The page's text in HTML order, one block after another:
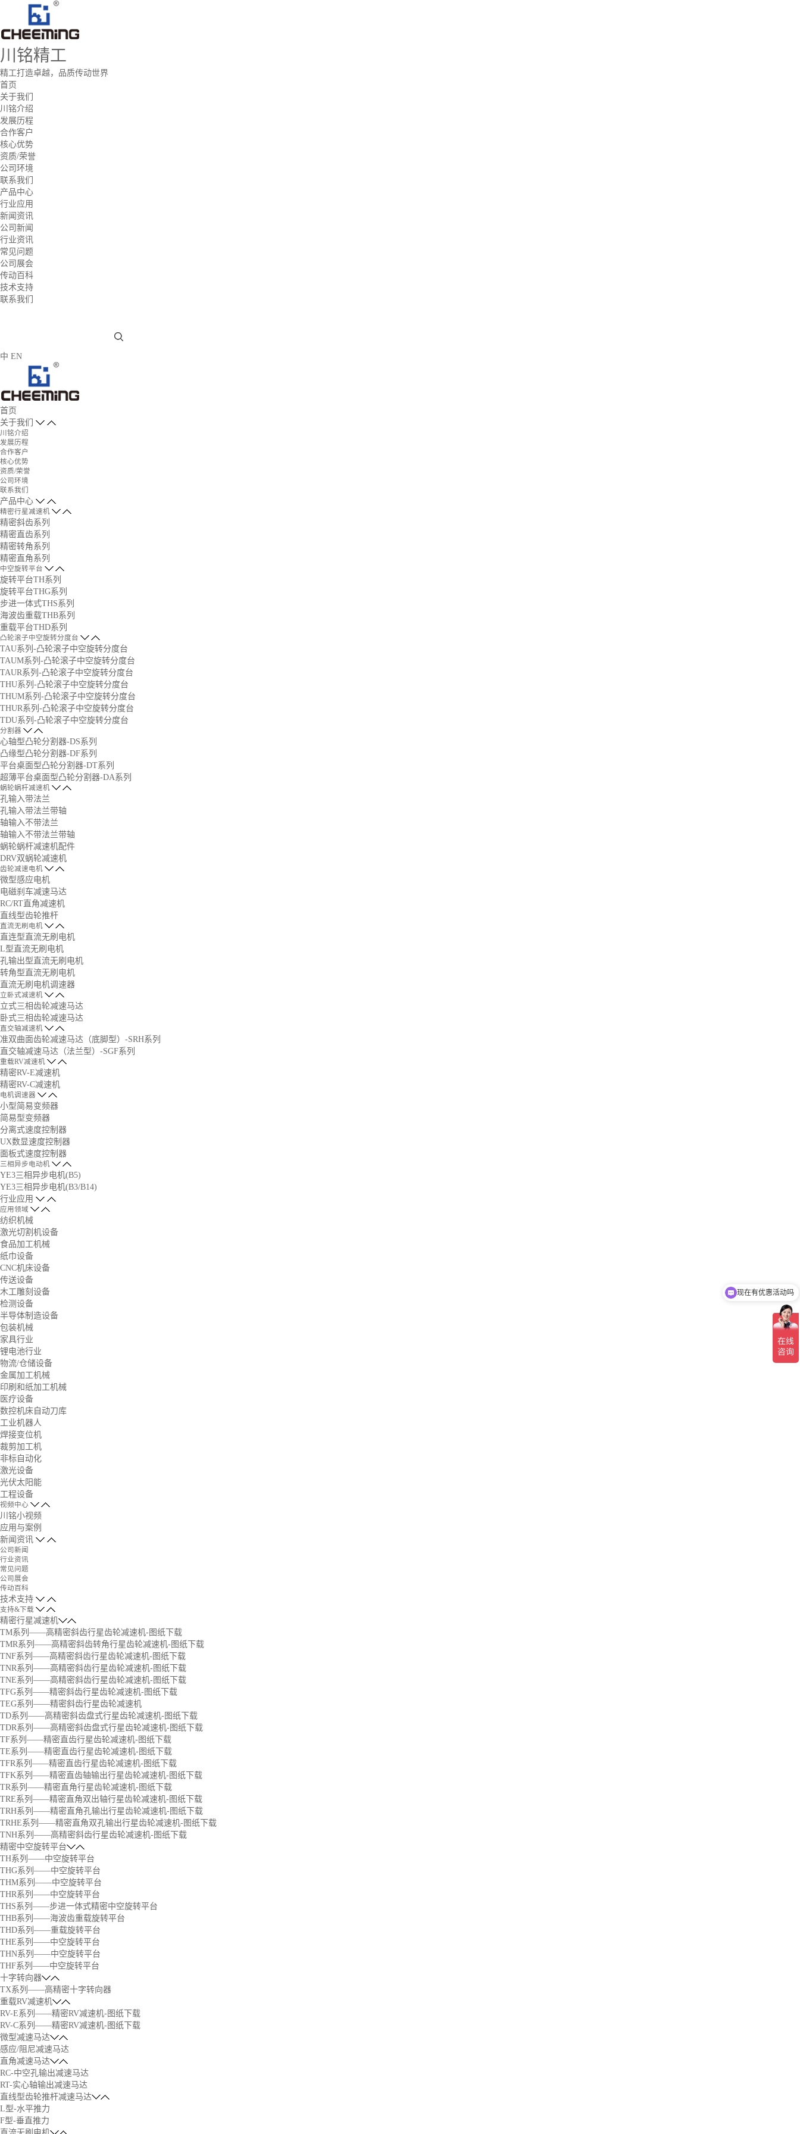
川铭精工
精工打造卓越，品质传动世界
首页
关于我们
川铭介绍
发展历程
合作客户
核心优势
资质/荣誉
公司环境
联系我们
产品中心
行业应用
新闻资讯
公司新闻
行业资讯
常见问题
公司展会
传动百科
技术支持
联系我们
中 EN
首页
关于我们
川铭介绍
发展历程
合作客户
核心优势
资质/荣誉
公司环境
联系我们
产品中心
精密行星减速机
精密斜齿系列
精密直齿系列
精密转角系列
精密直角系列
中空旋转平台
旋转平台TH系列
旋转平台THG系列
步进一体式THS系列
海波齿重载THB系列
重载平台THD系列
凸轮滚子中空旋转分度台
TAU系列-凸轮滚子中空旋转分度台
TAUM系列-凸轮滚子中空旋转分度台
TAUR系列-凸轮滚子中空旋转分度台
THU系列-凸轮滚子中空旋转分度台
THUM系列-凸轮滚子中空旋转分度台
THUR系列-凸轮滚子中空旋转分度台
TDU系列-凸轮滚子中空旋转分度台
分割器
心轴型凸轮分割器-DS系列
凸缘型凸轮分割器-DF系列
平台桌面型凸轮分割器-DT系列
超薄平台桌面型凸轮分割器-DA系列
蜗轮蜗杆减速机
孔输入带法兰
孔输入带法兰带轴
轴输入不带法兰
轴输入不带法兰带轴
蜗轮蜗杆减速机配件
DRV双蜗轮减速机
齿轮减速电机
微型感应电机
电磁刹车减速马达
RC/RT直角减速机
直线型齿轮推杆
直流无刷电机
直连型直流无刷电机
L型直流无刷电机
孔输出型直流无刷电机
转角型直流无刷电机
直流无刷电机调速器
立卧式减速机
立式三相齿轮减速马达
卧式三相齿轮减速马达
直交轴减速机
准双曲面齿轮减速马达（底脚型）-SRH系列
直交轴减速马达（法兰型）-SGF系列
重载RV减速机
精密RV-E减速机
精密RV-C减速机
电机调速器
小型简易变频器
简易型变频器
分离式速度控制器
UX数显速度控制器
面板式速度控制器
三相异步电动机
YE3三相异步电机(B5)
YE3三相异步电机(B3/B14)
行业应用
应用领域
纺织机械
激光切割机设备
食品加工机械
纸巾设备
CNC机床设备
传送设备
木工雕刻设备
检测设备
半导体制造设备
包装机械
家具行业
锂电池行业
物流/仓储设备
金属加工机械
印刷和纸加工机械
医疗设备
数控机床自动刀库
工业机器人
焊接变位机
裁剪加工机
非标自动化
激光设备
光伏太阳能
工程设备
视频中心
川铭小视频
应用与案例
新闻资讯
公司新闻
行业资讯
常见问题
公司展会
传动百科
技术支持
支持&下载
精密行星减速机
TM系列——高精密斜齿行星齿轮减速机-图纸下载
TMR系列——高精密斜齿转角行星齿轮减速机-图纸下载
TNF系列——高精密斜齿行星齿轮减速机-图纸下载
TNR系列——高精密斜齿行星齿轮减速机-图纸下载
TNE系列——高精密斜齿行星齿轮减速机-图纸下载
TFG系列——精密斜齿行星齿轮减速机-图纸下载
TEG系列——精密斜齿行星齿轮减速机
TD系列——高精密斜齿盘式行星齿轮减速机-图纸下载
TDR系列——高精密斜齿盘式行星齿轮减速机-图纸下载
TF系列——精密直齿行星齿轮减速机-图纸下载
TE系列——精密直齿行星齿轮减速机-图纸下载
TFR系列——精密直齿行星齿轮减速机-图纸下载
TFK系列——精密直齿轴输出行星齿轮减速机-图纸下载
TR系列——精密直角行星齿轮减速机-图纸下载
TRE系列——精密直角双出轴行星齿轮减速机-图纸下载
TRH系列——精密直角孔输出行星齿轮减速机-图纸下载
TRHE系列——精密直角双孔输出行星齿轮减速机-图纸下载
TNH系列——高精密斜齿行星齿轮减速机-图纸下载
精密中空旋转平台
TH系列——中空旋转平台
THG系列——中空旋转平台
THM系列——中空旋转平台
THR系列——中空旋转平台
THS系列——步进一体式精密中空旋转平台
THB系列——海波齿重载旋转平台
THD系列——重载旋转平台
THE系列——中空旋转平台
THN系列——中空旋转平台
THF系列——中空旋转平台
十字转向器
TX系列——高精密十字转向器
重载RV减速机
RV-E系列——精密RV减速机-图纸下载
RV-C系列——精密RV减速机-图纸下载
微型减速马达
感应/阻尼减速马达
直角减速马达
RC-中空孔输出减速马达
RT-实心轴输出减速马达
直线型齿轮推杆减速马达
L型-水平推力
F型-垂直推力
可以介绍下你们的产品么
现在有优惠活动吗